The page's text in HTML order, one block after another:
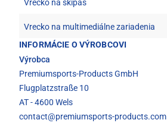
Vrecko na skipas
Vrecko na multimediálne zariadenia
INFORMÁCIE O VÝROBCOVI
Výrobca
Premiumsports-Products GmbH
Flugplatzstraße 10
AT - 4600 Wels
contact@premiumsports-products.com